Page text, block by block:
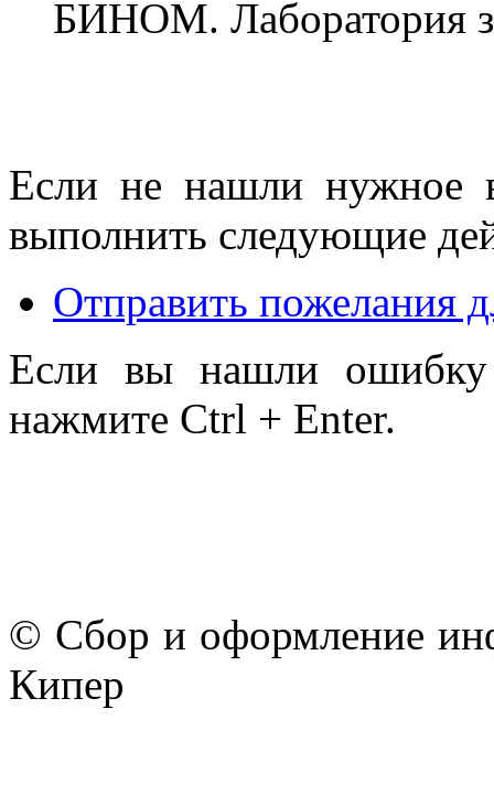
БИНОМ. Лаборатория
Если не нашли нужное
выполнить следующие
Отправить пожелания
Если вы нашли ошибку
нажмите Ctrl + Enter.
© Сбор и оформление
Кипер